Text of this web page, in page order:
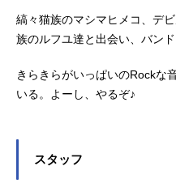
縞々猫族のマシマヒメコ、デ
族のルフユ達と出会い、バン
きらきらがいっぱいのRockな
いる。よーし、やるぞ♪
スタッフ